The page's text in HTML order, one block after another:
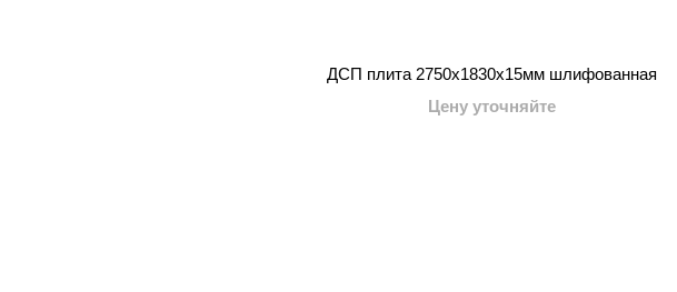
ДСП плита 2750x1830x15мм шлифованная
Цену уточняйте